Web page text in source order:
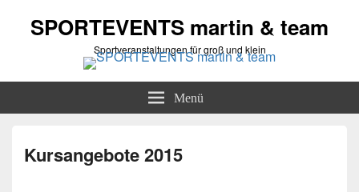
SPORTEVENTS martin & team
Sportveranstaltungen für groß und klein
Menü
Kursangebote 2015